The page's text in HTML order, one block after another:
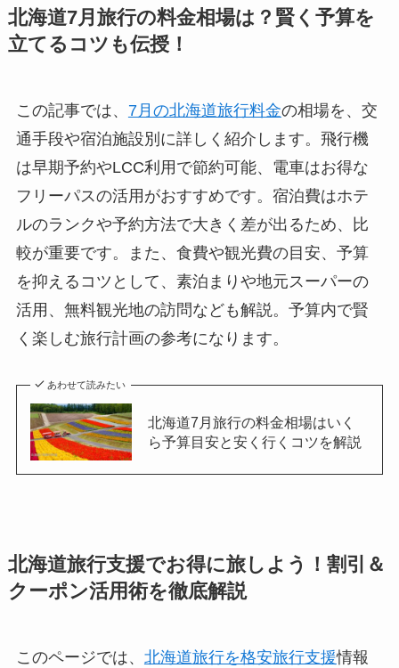
北海道7月旅行の料金相場は？賢く予算を
立てるコツも伝授！
この記事では、 7月の北海道旅行料金の相場を、交
通手段や宿泊施設別に詳しく紹介します。飛行機
は早期予約やLCC利用で節約可能、電車はお得な
フリーパスの活用がおすすめです。宿泊費はホテ
ルのランクや予約方法で大きく差が出るため、比
較が重要です。また、食費や観光費の目安、予算
を抑えるコツとして、素泊まりや地元スーパーの
活用、無料観光地の訪問なども解説。予算内で賢
く楽しむ旅行計画の参考になります。
あわせて読みたい
北海道7月旅行の料金相場はいく
ら予算目安と安く行くコツを解説
北海道旅行支援でお得に旅しよう！割引＆
クーポン活用術を徹底解説
このページでは、 北海道旅行を格安旅行支援情報